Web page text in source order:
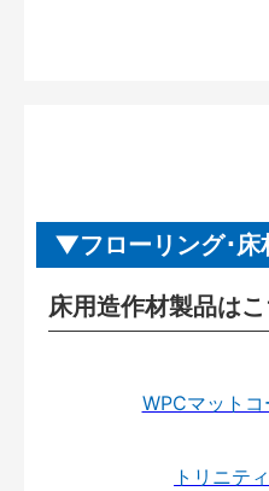
フローリング･床
床用造作材製品は
WPCマット
トリニテ